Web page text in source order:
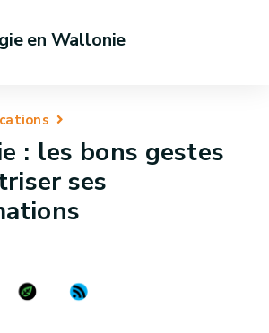
en Wallonie
: les bons gestes
ses